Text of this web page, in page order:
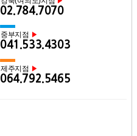
02.784.7070
중부지점 ▶
041.533.4303
제주지점 ▶
064.792.5465